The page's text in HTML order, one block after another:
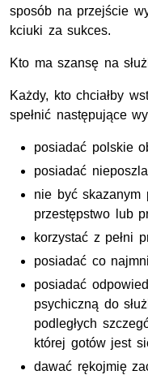
sposób na przejście
kciuki za sukces.
Kto ma szansę na
Każdy, kto chciałby
spełnić następujące
posiadać polskie
posiadać
nie być skazanym
przestępstwo lub
korzystać z pełni
posiadać co
posiadać
psychiczną do
podległych
której gotów jest
dawać rękojmię